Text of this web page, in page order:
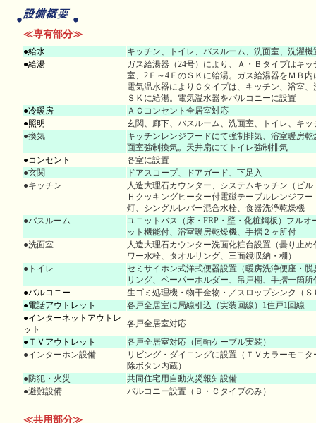
≪専有部分≫
●給水
キッチン、トイレ、バスルーム、洗面室、洗濯機
●給湯
ガス給湯器（24号）により、Ａ・Ｂタイプはキ
室、2Ｆ～4ＦのＳＫに給湯。ガス給湯器をＭＢ内
電気温水器によりＣタイプは、キッチン、浴室、
ＳＫに給湯。電気温水器をバルコニーに設置
●冷暖房
ＡＣコンセント全居室対応
●照明
玄関、廊下、バスルーム、洗面室、トイレ、キッ
●換気
キッチンレンジフードにて強制排気、浴室暖房
面室強制換気。天井扇にてトイレ強制排気
●コンセント
各室に設置
●玄関
ドアスコープ、ドアガード、下足入
●キッチン
人造大理石カウンター、システムキッチン（ビ
Ｈクッキングヒーター付電磁テーブルレンジフ
灯、シングルレバー混合水栓、食器洗浄乾燥機
●バスルーム
ユニットバス（床・FRP・壁・化粧鋼板）フルオ
ット機能付、浴室暖房乾燥機、手摺２ヶ所付
●洗面室
人造大理石カウンター洗面化粧台設置（曇り止
ワー水栓、タオルリング、三面鏡収納・棚）
●トイレ
セミサイホン式洋式便器設置（暖房洗浄便座・
リング、ペーパーホルダー、吊戸棚、手摺一箇所
●バルコニー
生ゴミ処理機・物干金物・／スロップシンク（Ｓ
●電話アウトレット
各戸全居室に局線引込（実装回線）1住戸1回線
●インターネットアウトレ
ット
各戸全居室対応
●ＴＶアウトレット
各戸全居室対応（同軸ケーブル実装）
●インターホン設備
リビング・ダイニングに設置（ＴＶカラーモニ
除ボタン内蔵）
●防犯・火災
共同住宅用自動火災報知設備
●避難設備
バルコニー設置（Ｂ・Ｃタイプのみ）
≪共用部分≫